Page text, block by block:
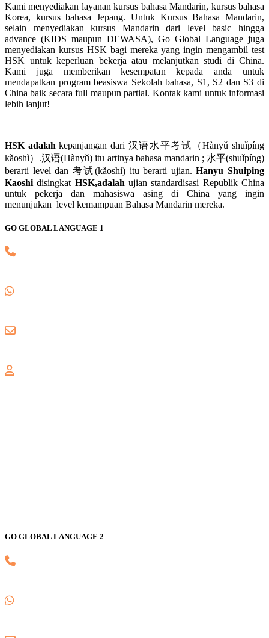
Kami menyediakan layanan kursus bahasa Mandarin, kursus bahasa
Korea, kursus bahasa Jepang. Untuk Kursus Bahasa Mandarin,
selain menyediakan kursus Mandarin dari level basic hingga
advance (KIDS maupun DEWASA), Go Global Language juga
menyediakan kursus HSK bagi mereka yang ingin mengambil test
HSK untuk keperluan bekerja atau melanjutkan studi di China.
Kami juga memberikan kesempatan kepada anda untuk
mendapatkan program beasiswa Sekolah bahasa, S1, S2 dan S3 di
China baik secara full maupun partial. Kontak kami untuk informasi
lebih lanjut!
HSK adalah kepanjangan dari 汉语水平考试（Hànyǔ shuǐpíng
kǎoshì）.汉语(Hànyǔ) itu artinya bahasa mandarin ; 水平(shuǐpíng)
berarti level dan 考试(kǎoshì) itu berarti ujian.Hanyu Shuiping
Kaoshi disingkat HSK,adalah ujian standardisasi Republik China
untuk pekerja dan mahasiswa asing di China yang ingin
menunjukan level kemampuan Bahasa Mandarin mereka.
GO GLOBAL LANGUAGE 1
GO GLOBAL LANGUAGE 2